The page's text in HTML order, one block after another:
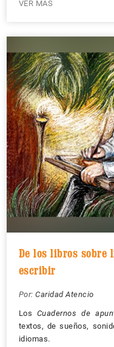
VER MÁS
De los libros
escribir
Por: Caridad Atencio
Los Cuadernos de
textos, de sueños,
idiomas.